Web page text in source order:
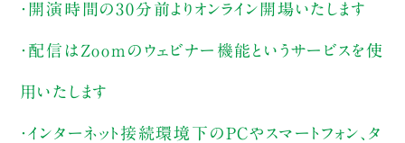
・開演時間の30分前よりオンライン開場いたします
・配信はZoomのウェビナー機能というサービスを使
用いたします
・インターネット接続環境下のPCやスマートフォン、タ